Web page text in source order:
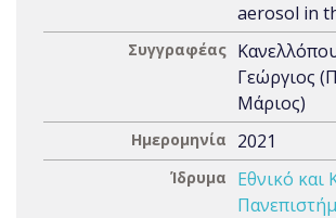
aerosol in
Συγγραφέας
Γεώργιος
Μάριος)
Ημερομηνία 2021
Ίδρυμα
Εθνικό και